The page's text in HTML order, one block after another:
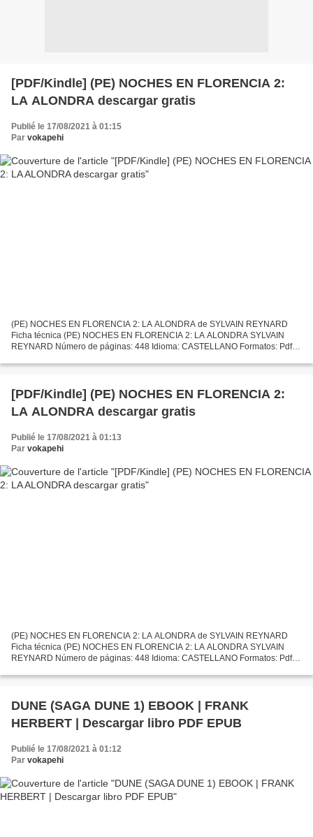
[PDF/Kindle] (PE) NOCHES EN FLORENCIA 2:
LA ALONDRA descargar gratis
Publié le 17/08/2021 à 01:15
Par vokapehi
(PE) NOCHES EN FLORENCIA 2: LA ALONDRA de SYLVAIN REYNARD
Ficha técnica (PE) NOCHES EN FLORENCIA 2: LA ALONDRA SYLVAIN
REYNARD Número de páginas: 448 Idioma: CASTELLANO Formatos: Pdf,
edición:...
[PDF/Kindle] (PE) NOCHES EN FLORENCIA 2:
LA ALONDRA descargar gratis
Publié le 17/08/2021 à 01:13
Par vokapehi
(PE) NOCHES EN FLORENCIA 2: LA ALONDRA de SYLVAIN REYNARD
Ficha técnica (PE) NOCHES EN FLORENCIA 2: LA ALONDRA SYLVAIN
REYNARD Número de páginas: 448 Idioma: CASTELLANO Formatos: Pdf,
edición:...
DUNE (SAGA DUNE 1) EBOOK | FRANK
HERBERT | Descargar libro PDF EPUB
Publié le 17/08/2021 à 01:12
Par vokapehi